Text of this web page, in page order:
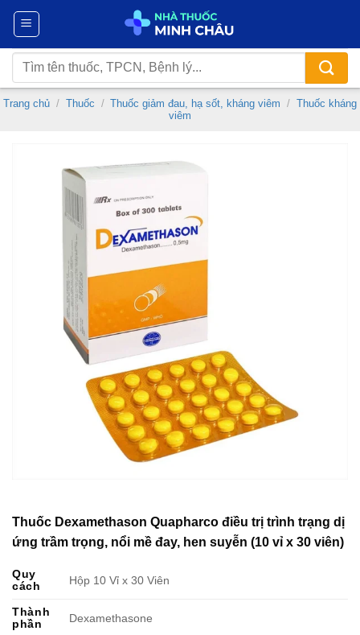
Chuyển
nội
dung
Tìm
kiếm:
Trang chủ / Thuốc / Thuốc giảm đau, hạ sốt, kháng viêm / Thuốc kháng
viêm
Thuốc Dexamethason Quapharco điều trị trình trạng dị
ứng trầm trọng, nổi mề đay, hen suyễn (10 vỉ x 30 viên)
Quy
cách
Hộp 10 Vỉ x 30 Viên
Thành
phần
Dexamethasone